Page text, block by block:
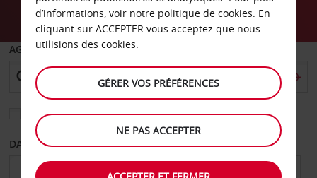
AGENCE DE DÉPART
Sélectionnez une autre agence de retour
DATE DE DÉPART DATE DE RETOUR
d’informations, voir notre politique de cookies. En
cliquant sur ACCEPTER vous acceptez que nous
utilisions des cookies.
GÉRER VOS PRÉFÉRENCES
NE PAS ACCEPTER